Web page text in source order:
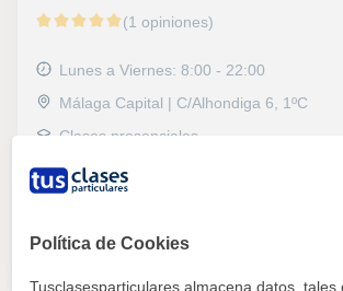
Economía, Contabilidad, Administración
Econometría, Macroeconomía
(1 opiniones)
Lunes a Viernes: 8:00 - 22:00
Málaga Capital | C/Alhondiga 6, 1ºC
Clases presenciales
Inglés, Francés, Castellano, Lengua,
Física, Química, Biología, Estadística,
Filosofía, Lengua Castellana y
Photoshop, Diseño Web, Pintura,
ver más
Política de Cookies
Tusclasesparticulares almacena datos, tales